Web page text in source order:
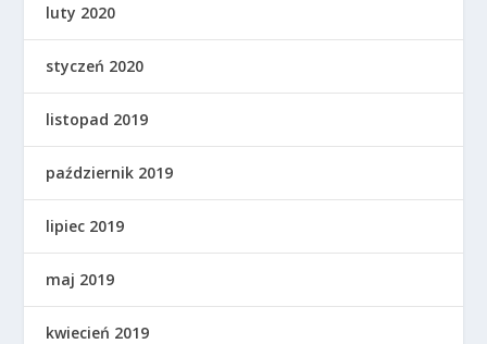
luty 2020
styczeń 2020
listopad 2019
październik 2019
lipiec 2019
maj 2019
kwiecień 2019